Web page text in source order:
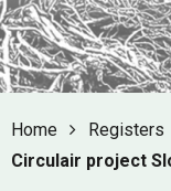
Home Registers
Circulair project